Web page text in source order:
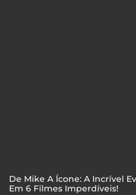
De Mike A Ícone: A Incrível
Em 6 Filmes Imperdíveis!